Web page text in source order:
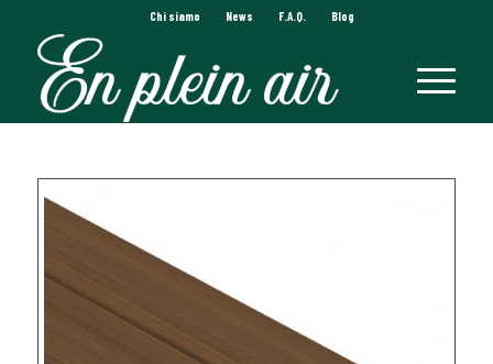
Chi siamo News F.A.Q. Blog